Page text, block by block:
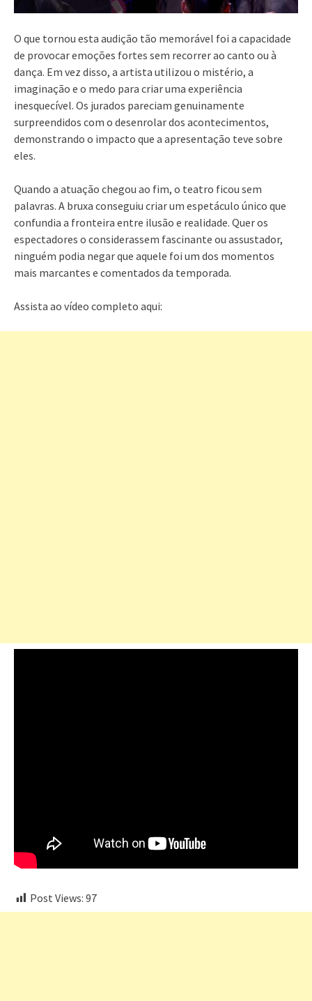
O que tornou esta audição tão memorável foi a capacidade
de provocar emoções fortes sem recorrer ao canto ou à
dança. Em vez disso, a artista utilizou o mistério, a
imaginação e o medo para criar uma experiência
inesquecível. Os jurados pareciam genuinamente
surpreendidos com o desenrolar dos acontecimentos,
demonstrando o impacto que a apresentação teve sobre
eles.
Quando a atuação chegou ao fim, o teatro ficou sem
palavras. A bruxa conseguiu criar um espetáculo único que
confundia a fronteira entre ilusão e realidade. Quer os
espectadores o considerassem fascinante ou assustador,
ninguém podia negar que aquele foi um dos momentos
mais marcantes e comentados da temporada.
Assista ao vídeo completo aqui:
Post Views: 97